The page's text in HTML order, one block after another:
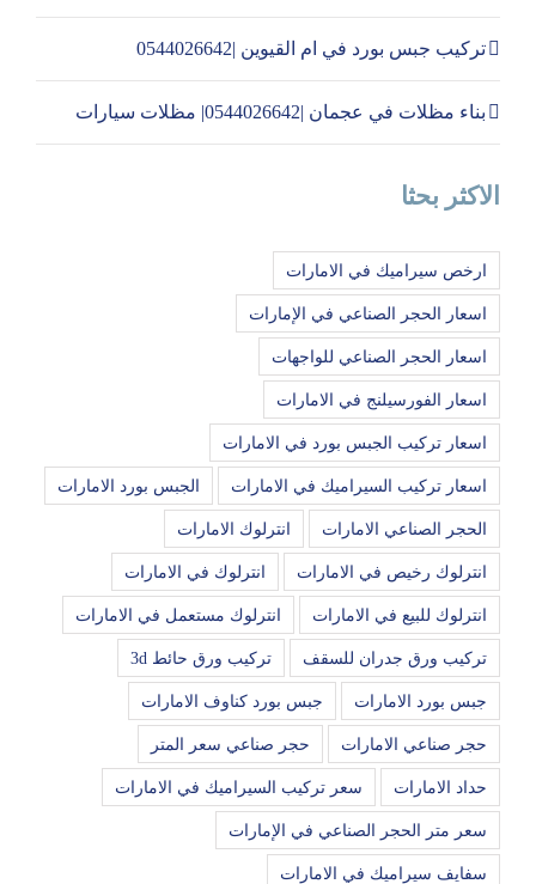
تركيب جبس بورد في ام القيوين |0544026642
بناء مظلات في عجمان |0544026642| مظلات سيارات
الاكثر بحثا
ارخص سيراميك في الامارات
اسعار الحجر الصناعي في الإمارات
اسعار الحجر الصناعي للواجهات
اسعار الفورسيلنج في الامارات
اسعار تركيب الجبس بورد في الامارات
اسعار تركيب السيراميك في الامارات الجبس بورد الامارات
الحجر الصناعي الامارات انترلوك الامارات
انترلوك رخيص في الامارات انترلوك في الامارات
انترلوك للبيع في الامارات انترلوك مستعمل في الامارات
تركيب ورق جدران للسقف تركيب ورق حائط 3d
جبس بورد الامارات جبس بورد كناوف الامارات
حجر صناعي الامارات حجر صناعي سعر المتر
حداد الامارات سعر تركيب السيراميك في الامارات
سعر متر الحجر الصناعي في الإمارات
سفايف سيراميك في الامارات